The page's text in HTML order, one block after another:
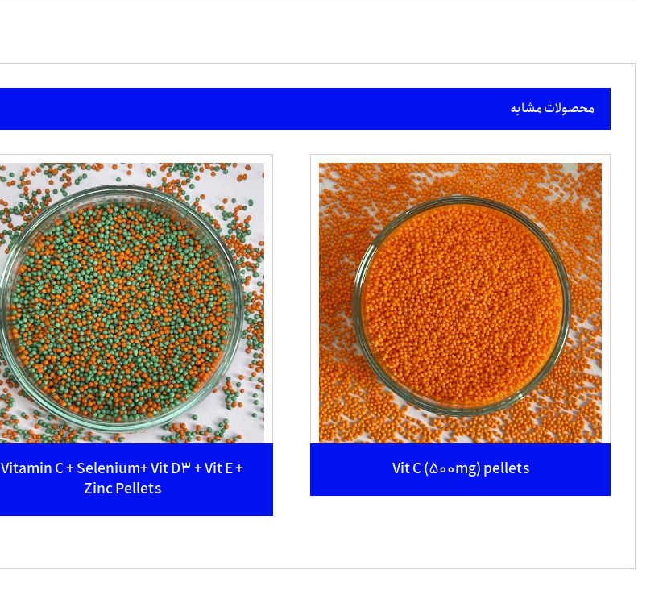
محصولات مشابه
Vit C (500mg) pellets
Vitamin C + Selenium+ Vit D3 + Vit E +
Zinc Pellets